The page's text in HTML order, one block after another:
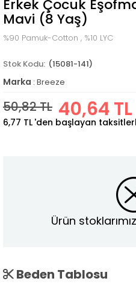
Erkek Çocuk
Mavi (8 Yaş)
%90 Pamuk-Cotton , %10 LYC
(15081-141)
Marka : Breeze
50,82 TL 40,64 TL
6,77 TL 'den başlayan
Ürün
Beden Tablosu